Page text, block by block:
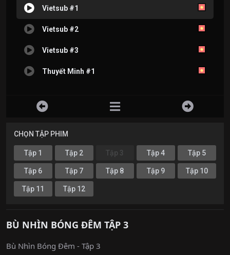
Vietsub #1
Vietsub #2
Vietsub #3
Thuyết Minh #1
CHỌN TẬP PHIM
Tập 1 Tập 2 Tập 3 Tập 4 Tập 5
Tập 6 Tập 7 Tập 8 Tập 9 Tập 10
Tập 11 Tập 12
BÙ NHÌN BÓNG ĐÊM TẬP 3
Bù Nhìn Bóng Đêm - Tập 3